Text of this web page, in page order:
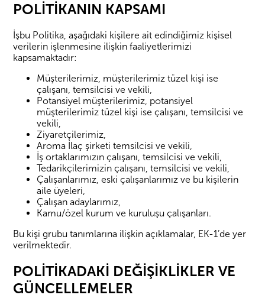
POLİTİKANIN KAPSAMI
İşbu Politika, aşağıdaki kişilere ait edindiğimiz kişisel
verilerin işlenmesine ilişkin faaliyetlerimizi
kapsamaktadır:
Müşterilerimiz, müşterilerimiz tüzel kişi ise
çalışanı, temsilcisi ve vekili,
Potansiyel müşterilerimiz, potansiyel
müşterilerimiz tüzel kişi ise çalışanı, temsilcisi ve
vekili,
Ziyaretçilerimiz,
Aroma İlaç şirketi temsilcisi ve vekili,
İş ortaklarımızın çalışanı, temsilcisi ve vekili,
Tedarikçilerimizin çalışanı, temsilcisi ve vekili,
Çalışanlarımız, eski çalışanlarımız ve bu kişilerin
aile üyeleri,
Çalışan adaylarımız,
Kamu/özel kurum ve kuruluşu çalışanları.
Bu kişi grubu tanımlarına ilişkin açıklamalar, EK-1’de yer
verilmektedir.
POLİTİKADAKİ DEĞİŞİKLİKLER VE
GÜNCELLEMELER